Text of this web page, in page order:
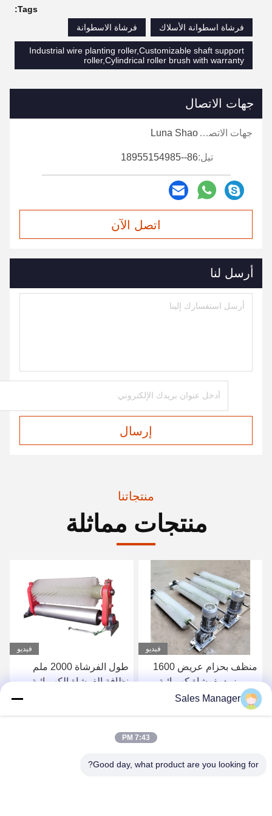
Tags:
فرشاة اسطوانة الأسلاك
فرشاة الاسطوانة
Industrial wire planting roller,Customizable shaft support
roller,Cylindrical roller brush with warranty
جهات الاتصال
جهات الاتصال: Luna Shao
تيل:86--18955154985
اتصل الآن
أرسل لنا
إرسال
منتجاتنا
منتجات مماثلة
فيديو
منظف ​​بحزام عريض 1600
مم مزود بفرشاة كهربائية
لأحزمة نقل مصنع الأسمنت
والفحم والرمل
فيديو
طول الفرشاة 2000 ملم
نظافة الفرشاة الكهربائية
Sales Manager
7:43 PM
Good day, what product are you looking for?